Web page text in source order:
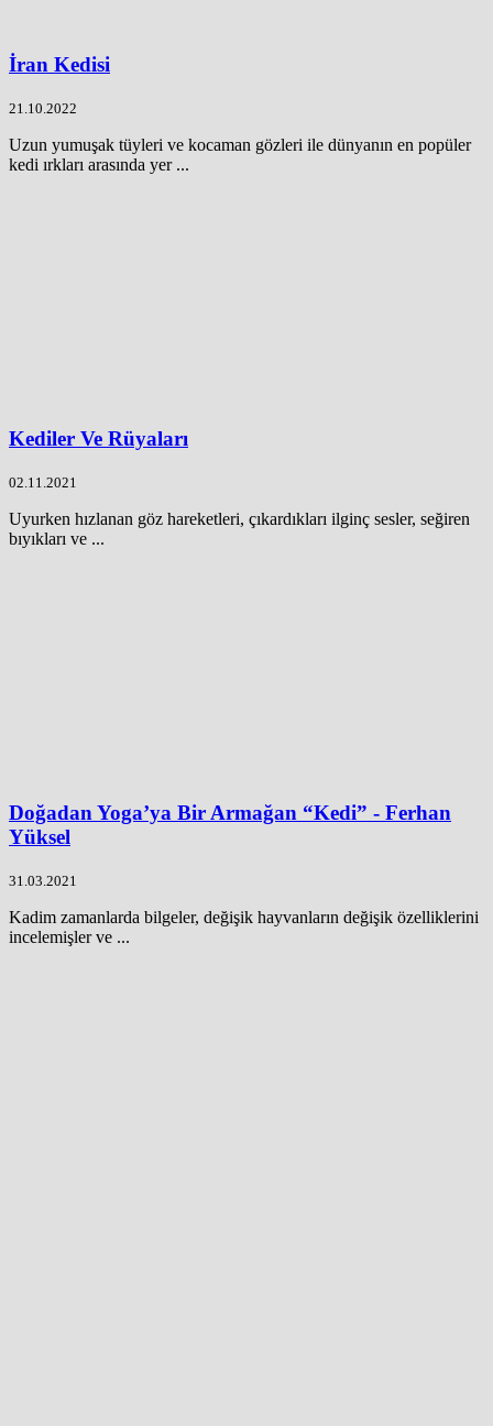
İran Kedisi
21.10.2022
Uzun yumuşak tüyleri ve kocaman gözleri ile dünyanın en popüler
kedi ırkları arasında yer ...
Kediler Ve Rüyaları
02.11.2021
Uyurken hızlanan göz hareketleri, çıkardıkları ilginç sesler, seğiren
bıyıkları ve ...
Doğadan Yoga’ya Bir Armağan “Kedi” - Ferhan
Yüksel
31.03.2021
Kadim zamanlarda bilgeler, değişik hayvanların değişik özelliklerini
incelemişler ve ...